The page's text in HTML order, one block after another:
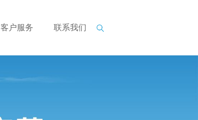
客户服务 联系我们